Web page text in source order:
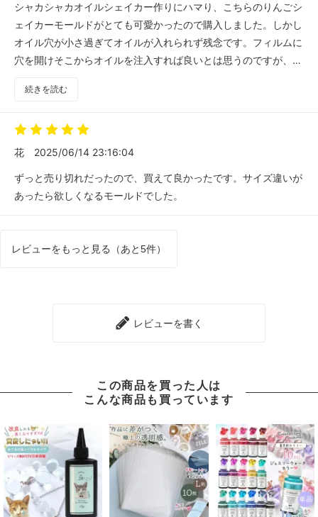
シャカシャカオイルシェイカー作りにハマり、こちらのりんごシ
ェイカーモールドがとても可愛かったので購入しました。しかし
オイル穴が小さ過ぎてオイルが入れられず残念です。フィルムに
穴を開けそこからオイルを注入すれば良いとは思うのですが、出
あと、欲しい商品が沢山ありましたが、売り切れ品が多過ぎて購
続きを読む
花 2025/06/14 23:16:04
ずっと売り切れだったので、買えて良かったです。サイズ違いが
あったら欲しくなるモールドでした。
レビューをもっと見る（あと5件）
レビューを書く
この商品を買った人は
こんな商品も買っています